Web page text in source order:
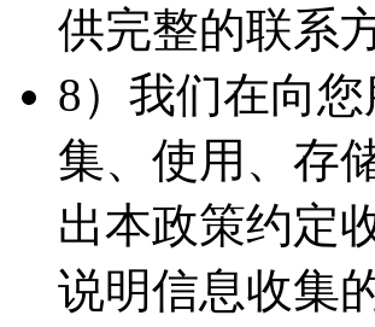
供完整的联系
8）我们在向
集、使用、存
出本政策约定
说明信息收集